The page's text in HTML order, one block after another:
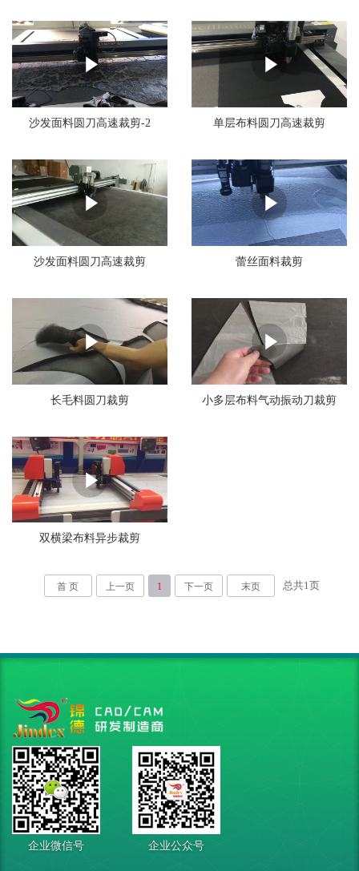
沙发面料圆刀高速裁剪-2 单层布料圆刀高速裁剪
沙发面料圆刀高速裁剪 蕾丝面料裁剪
长毛料圆刀裁剪 小多层布料气动振动刀裁剪
双横梁布料异步裁剪
首 页 上一页 1 下一页 末页 总共1页
企业微信号 企业公众号